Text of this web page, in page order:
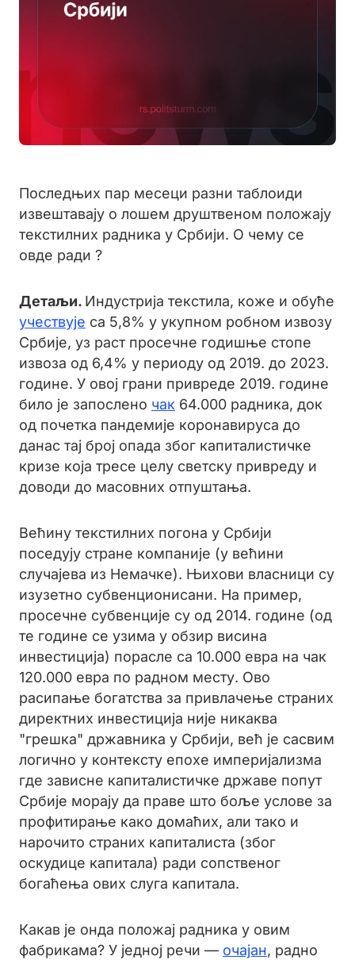
Последњих пар месеци разни таблоиди
извештавају о лошем друштвеном положају
текстилних радника у Србији. О чему се
овде ради ?
Детаљи. Индустрија текстила, коже и обуће
учествује са 5,8% у укупном робном извозу
Србије, уз раст просечне годишње стопе
извоза од 6,4% у периоду од 2019. до 2023.
године. У овој грани привреде 2019. године
било је запослено чак 64.000 радника, док
од почетка пандемије коронавируса до
данас тај број опада због капиталистичке
кризе која тресе целу светску привреду и
доводи до масовних отпуштања.
Већину текстилних погона у Србији
поседују стране компаније (у већини
случајева из Немачке). Њихови власници су
изузетно субвенционисани. На пример,
просечне субвенције су од 2014. године (од
те године се узима у обзир висина
инвестиција) порасле са 10.000 евра на чак
120.000 евра по радном месту. Ово
расипање богатства за привлачење страних
директних инвестиција није никаква
"грешка" државника у Србији, већ је сасвим
логично у контексту епохе империјализма
где зависне капиталистичке државе попут
Србије морају да праве што боље услове за
профитирање како домаћих, али тако и
нарочито страних капиталиста (због
оскудице капитала) ради сопственог
богаћења ових слуга капитала.
Какав је онда положај радника у овим
фабрикама? У једној речи — очајан, радно